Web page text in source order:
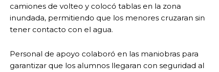
camiones de volteo y colocó tablas en la zona
inundada, permitiendo que los menores cruzaran sin
tener contacto con el agua.
Personal de apoyo colaboró en las maniobras para
garantizar que los alumnos llegaran con seguridad al